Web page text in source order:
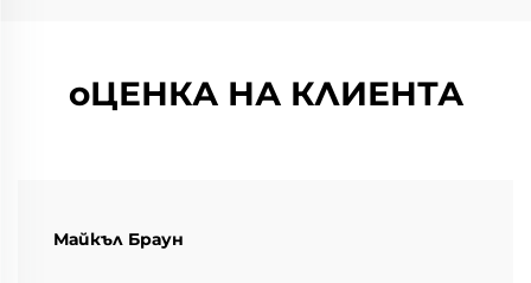
оЦЕНКА НА КЛИЕНТА
Майкъл Браун